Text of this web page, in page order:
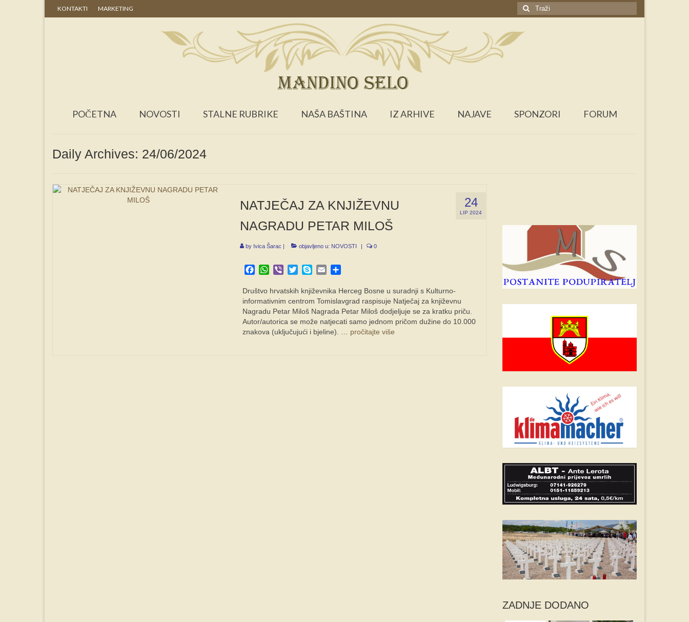
KONTAKTI MARKETING
Search
for:
POČETNA NOVOSTI STALNE RUBRIKE NAŠA BAŠTINA IZ ARHIVE NAJAVE SPONZORI FORUM
Daily Archives: 24/06/2024
24
LIP 2024
NATJEČAJ ZA KNJIŽEVNU
NAGRADU PETAR MILOŠ
by Ivica Šarac | objavljeno u: NOVOSTI | 0
Facebook
WhatsApp
Viber TwitterSkypeEmail
Društvo hrvatskih književnika Herceg Bosne u suradnji s Kulturno-
informativnim centrom Tomislavgrad raspisuje Natječaj za književnu
Nagradu Petar Miloš Nagrada Petar Miloš dodjeljuje se za kratku priču.
Autor/autorica se može natjecati samo jednom pričom dužine do 10.000
znakova (uključujući i bjeline). … pročitajte više
ZADNJE DODANO